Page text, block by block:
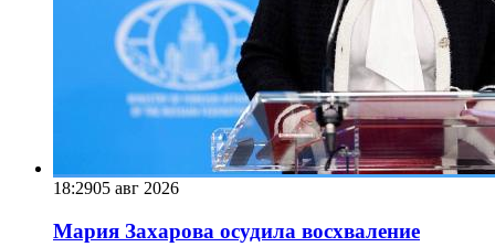
18:2905 авг 2026
Мария Захарова осудила восхваление